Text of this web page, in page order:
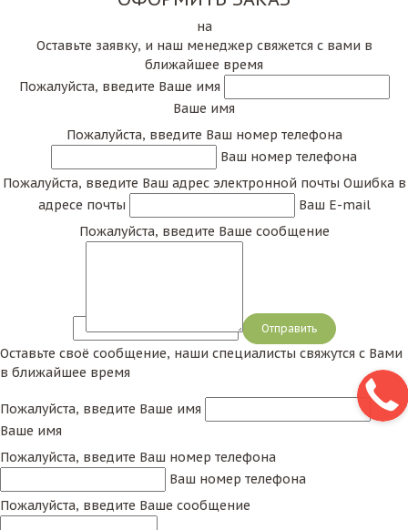
на
Оставьте заявку, и наш менеджер свяжется с вами в
ближайшее время
Пожалуйста, введите Ваше имя
Ваше имя
Пожалуйста, введите Ваш номер телефона
Ваш номер телефона
Пожалуйста, введите Ваш адрес электронной почты Ошибка в
адресе почты
Ваш E-mail
Пожалуйста, введите Ваше сообщение
Сообщение
Оставьте своё сообщение, наши специалисты свяжутся с Вами
в ближайшее время
Пожалуйста, введите Ваше имя
Ваше имя
Пожалуйста, введите Ваш номер телефона
Ваш номер телефона
Пожалуйста, введите Ваше сообщение